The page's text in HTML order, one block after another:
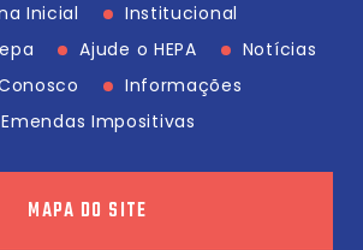
Inicial
Institucional
Ajude o HEPA
Notícias
Informações
Emendas Impositivas
MAPA DO SITE